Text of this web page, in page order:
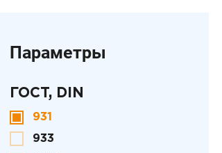
Параметры
ГОСТ, DIN
931
933